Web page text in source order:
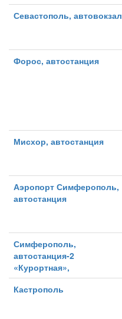
Севастополь, автовокзал
Форос, автостанция
Мисхор, автостанция
Аэропорт Симферополь,
автостанция
Симферополь,
автостанция-2
«Курортная»,
Кастрополь